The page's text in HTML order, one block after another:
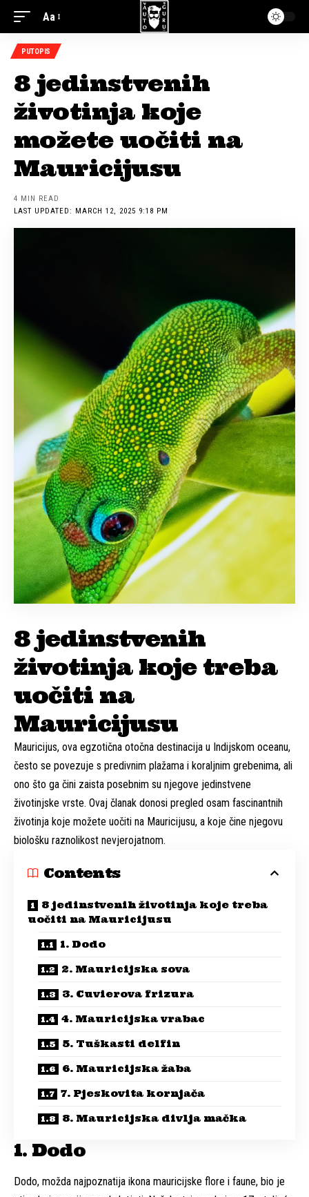
Aa
PUTOPIS
8 jedinstvenih
životinja koje
možete uočiti na
Mauricijusu
LAST UPDATED: MARCH 12, 2025 9:18 PM
4 MIN READ
8 jedinstvenih
životinja koje treba
uočiti na
Mauricijusu
Mauricijus, ova egzotična otočna destinacija u Indijskom oceanu,
često se povezuje s predivnim plažama i koraljnim grebenima, ali
ono što ga čini zaista posebnim su njegove jedinstvene
životinjske vrste. Ovaj članak donosi pregled osam fascinantnih
životinja koje možete uočiti na Mauricijusu, a koje čine njegovu
biološku raznolikost nevjerojatnom.
Contents
8 jedinstvenih životinja koje treba
uočiti na Mauricijusu
1. Dodo
2. Mauricijska sova
3. Cuvierova frizura
4. Mauricijska vrabac
5. Tuškasti delfin
6. Mauricijska žaba
7. Pjeskovita kornjača
8. Mauricijska divlja mačka
1. Dodo
Dodo, možda najpoznatija ikona mauricijske flore i faune, bio je